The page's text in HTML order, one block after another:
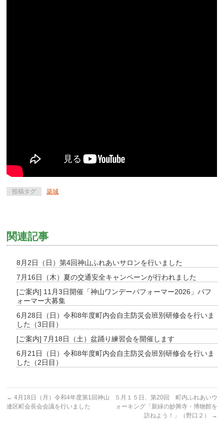
投稿タグ 築城
関連記事
8月2日（日）第4回神山ふれあいサロンを行いました
7月16日（木）夏の交通安全キャンペーンが行われました
[ご案内] 11月3日開催「神山ワンデーパフォーマー2026」パフ
ォーマー大募集
6月28日（日）令和8年度町内会自主防災会班別研修会を行いま
した（3日目）
[ご案内] 7月18日（土）盆踊り練習会を開催します
6月21日（日）令和8年度町内会自主防災会班別研修会を行いま
した（2日目）
← 4月18日（月）令和4年度第1回神山
連区町会長会会議を行いました
５月１５日、第20回 町内ふれあいウ
ォーキング「新緑の妙興寺・博物館を
訪ねよう！」（野口２）
→